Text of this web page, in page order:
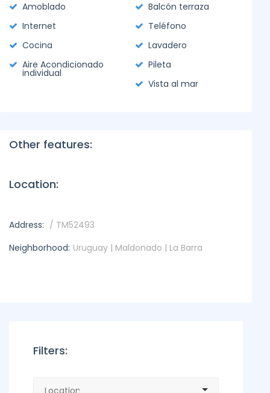
Amoblado
Balcón terraza
Internet
Teléfono
Cocina
Lavadero
Aire Acondicionado
individual
Pileta
Vista al mar
Other features:
Location:
Address: / TM52493
Neighborhood: Uruguay | Maldonado | La Barra
Filters: